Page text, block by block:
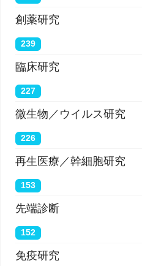
創薬研究
239
臨床研究
227
微生物／ウイルス研究
226
再生医療／幹細胞研究
153
先端診断
152
免疫研究